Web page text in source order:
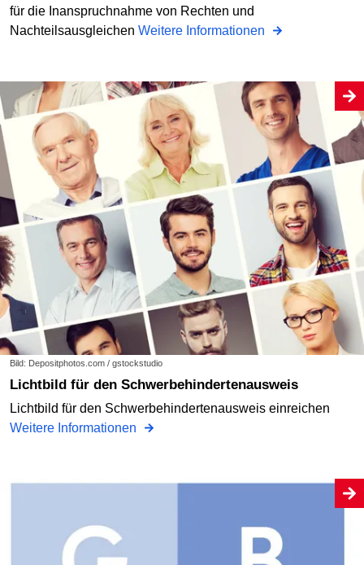
für die Inanspruchnahme von Rechten und
Nachteilsausgleichen Weitere Informationen
Bild: Depositphotos.com / gstockstudio
Lichtbild für den Schwerbehindertenausweis
Lichtbild für den Schwerbehindertenausweis einreichen
Weitere Informationen